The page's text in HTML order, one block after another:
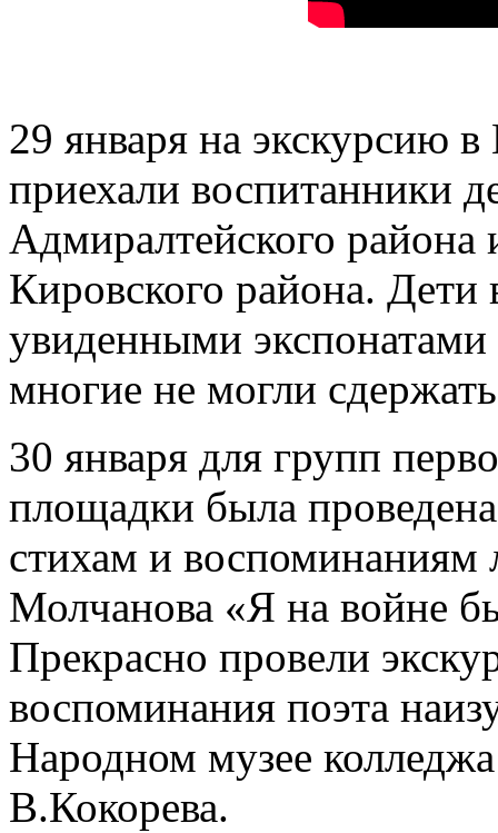
29 января на экскурсию
приехали воспитанники
Адмиралтейского
Кировского района. Дети
увиденными
многие не могли
30 января для групп
площадки была
стихам и воспоминаниям
Молчанова «Я на войне
Прекрасно провели
воспоминания поэта
Народном музее
В.Кокорева.